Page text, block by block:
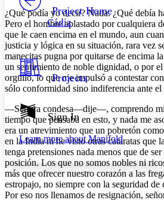
Your highlights
Resources
Show all
Show all Hide all
Decrease font size
Color Scheme
Light
Dark
Annotation contrast
abc Low
abc High
Margins
Project Home
Cádiz
Projects
Sign In
Learn more aboutManifold
¿Qué podía yo decir? Nada. ¿Qué debía
Pero el hombre aplastado por cualquiera
que le caen encima en el mundo, aun
justicia y lógica en su situación, rara vez
manecitas pugna por quitarse de encima
un sentimiento de noble dignidad, o por
orgullo, lo que me impulsó a contestar
sólo conformidad sino indiferencia ante
—Señora condesa—dije—, comprendo
tiempo que pensaba en esto, y nada me
era un atrevimiento que un pobretón
en la India ni he visto otras cataratas que
tenga pretensiones nada menos que de
posición. Los que no somos nobles ni
más que ofrecer nuestro corazón a las
estropajo, no siempre con la seguridad de
Por eso nos llenamos de resignación,